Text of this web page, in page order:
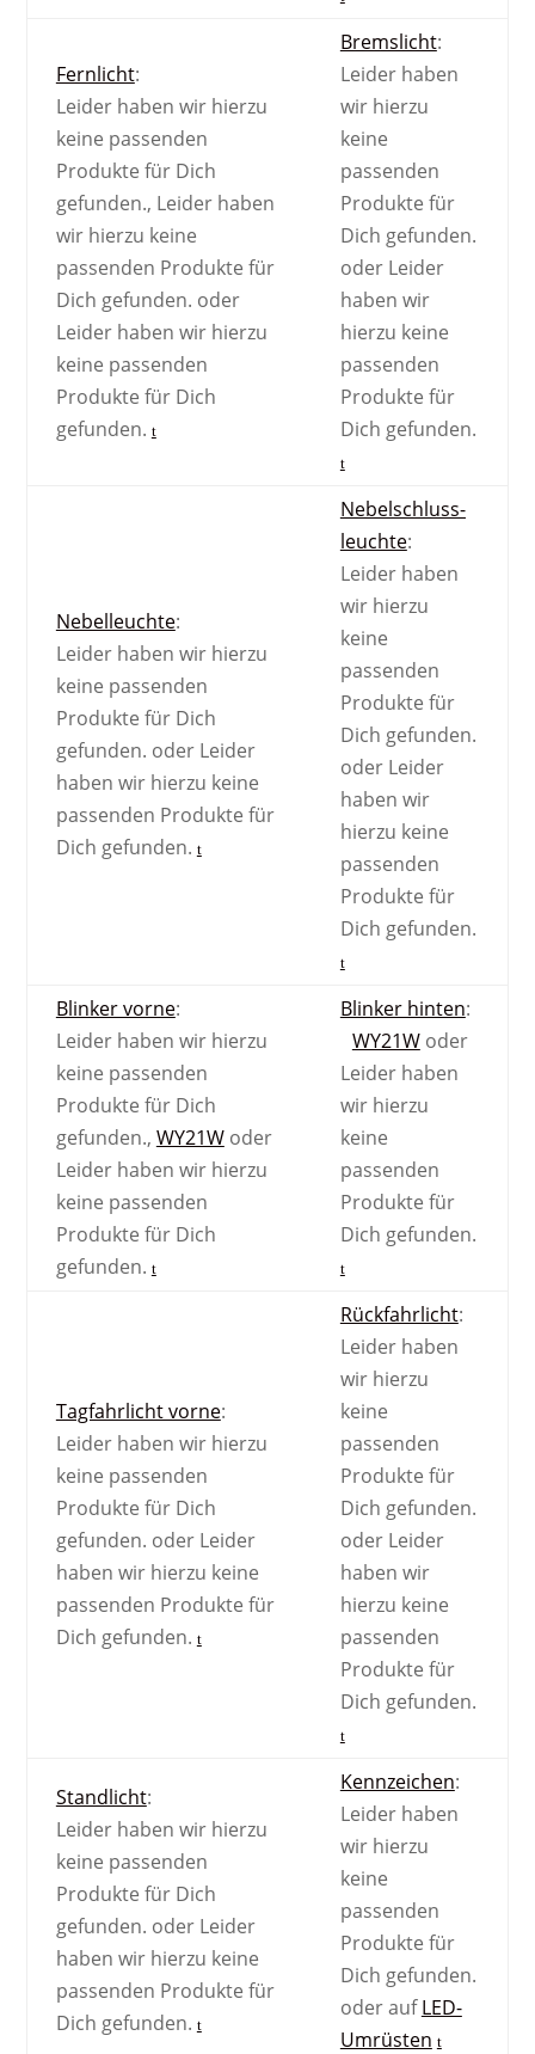
Fernlicht:
Leider haben wir hierzu
keine passenden
Produkte für Dich
gefunden., Leider haben
wir hierzu keine
passenden Produkte für
Dich gefunden. oder
Leider haben wir hierzu
keine passenden
Produkte für Dich
gefunden.
Bremslicht:
Leider haben
wir hierzu
keine
passenden
Produkte für
Dich gefunden.
oder Leider
haben wir
hierzu keine
passenden
Produkte für
Dich gefunden.
Nebel­leuchte:
Leider haben wir hierzu
keine passenden
Produkte für Dich
gefunden. oder Leider
haben wir hierzu keine
passenden Produkte für
Dich gefunden.
Nebel­schluss­
leuchte:
Leider haben
wir hierzu
keine
passenden
Produkte für
Dich gefunden.
oder Leider
haben wir
hierzu keine
passenden
Produkte für
Dich gefunden.
Blinker vorne:
Leider haben wir hierzu
keine passenden
Produkte für Dich
gefunden., WY21Woder
Leider haben wir hierzu
keine passenden
Produkte für Dich
gefunden.
Blinker hinten:
WY21Woder
Leider haben
wir hierzu
keine
passenden
Produkte für
Dich gefunden.
Tagfahrlicht vorne:
Leider haben wir hierzu
keine passenden
Produkte für Dich
gefunden. oder Leider
haben wir hierzu keine
passenden Produkte für
Dich gefunden.
Rückfahrlicht:
Leider haben
wir hierzu
keine
passenden
Produkte für
Dich gefunden.
oder Leider
haben wir
hierzu keine
passenden
Produkte für
Dich gefunden.
Standlicht:
Leider haben wir hierzu
keine passenden
Produkte für Dich
gefunden. oder Leider
haben wir hierzu keine
passenden Produkte für
Dich gefunden.
Kennzeichen:
Leider haben
wir hierzu
keine
passenden
Produkte für
Dich gefunden.
oder aufLED-
Umrüsten